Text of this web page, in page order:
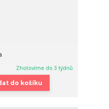
Zhotovíme do 3 týdnů
do košíku